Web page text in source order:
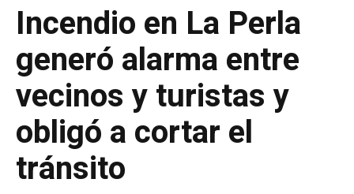
Incendio en La Perla
generó alarma entre
vecinos y turistas y
obligó a cortar el
tránsito